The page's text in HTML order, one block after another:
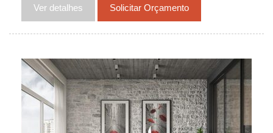
Ver detalhes Solicitar Orçamento